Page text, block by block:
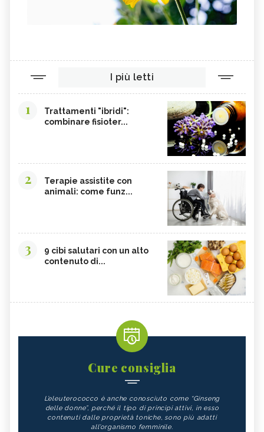
I più letti
1
Trattamenti "ibridi":
combinare fisioter...
2
Terapie assistite con
animali: come funz...
3
9 cibi salutari con un alto
contenuto di...
Cure consiglia
L’eleuterococco è anche conosciuto come “Ginseng
delle donne”, perché il tipo di principi attivi, in esso
contenuti dalle proprietà toniche, sono più adatti
all’organismo femminile.